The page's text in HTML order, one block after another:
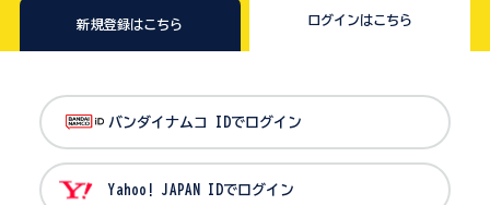
新規登録はこちら ログインはこちら
バンダイナムコ IDでログイン
Yahoo! JAPAN IDでログイン